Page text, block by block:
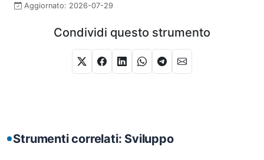
Aggiornato: 2026-07-29
Condividi questo strumento
Strumenti correlati: Sviluppo